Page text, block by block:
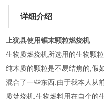
详细介绍
上犹县使用锯末颗粒燃烧机
生物质燃烧机所选用的生物颗
纯木质的颗粒是不易结焦的,假
混合了一些东西.由于我本人从
质焚烧机,生物燃料用在自个的